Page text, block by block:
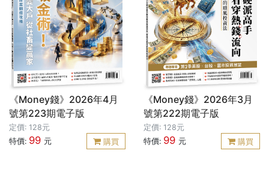
《Money錢》2026年4月
號第223期電子版
定價: 128元
特價: 99 元 購買
《Money錢》2026年3月
號第222期電子版
定價: 128元
特價: 99 元 購買